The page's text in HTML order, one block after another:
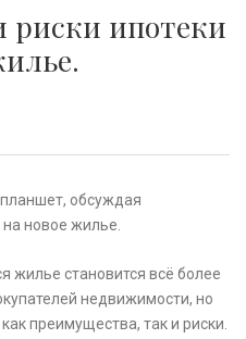
риски ипотеки
жилье становится всё более
недвижимости, но
преимущества, так и риски.